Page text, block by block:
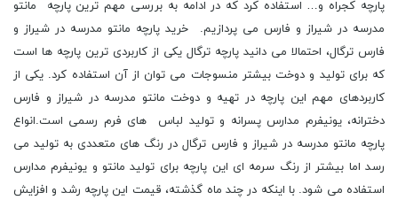
پارچه کجراه و… استفاده کرد که در ادامه به بررسی مهم ترین پارچه مانتو
مدرسه در شیراز و فارس می پردازیم. خرید پارچه مانتو مدرسه در شیراز و
فارس ترگال، احتمالا می دانید پارچه ترگال یکی از کاربردی ترین پارچه ها است
که برای تولید و دوخت بیشتر منسوجات می توان از آن استفاده کرد. یکی از
کاربردهای مهم این پارچه در تهیه و دوخت مانتو مدرسه در شیراز و فارس
دخترانه، یونیفرم مدارس پسرانه و تولید لباس های فرم رسمی است.انواع
پارچه مانتو مدرسه در شیراز و فارس ترگال در رنگ های متعددی به تولید می
رسد اما بیشتر از رنگ سرمه ای این پارچه برای تولید مانتو و یونیفرم مدارس
استفاده می شود. با اینکه در چند ماه گذشته، قیمت این پارچه رشد و افزایش